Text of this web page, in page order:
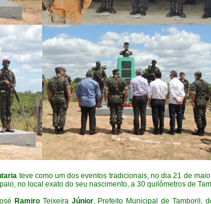
teve como um dos eventos tradicionais, no dia 21 de
no local exato do seu nascimento, a 30 quilômetros de
Ramiro TeixeiraJúnior, Prefeito Municipal de Tamboril,